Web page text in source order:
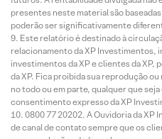
presentes neste material são
poderão ser significativamente
Este relatório é destinado à
relacionamento da XP Investimentos,
investimentos da XP e clientes da XP,
da XP. Fica proibida sua reprodução
no todo ou em parte, qualquer que
consentimento expresso da XP
0800 77 20202. A Ouvidoria da XP
de canal de contato sempre que os